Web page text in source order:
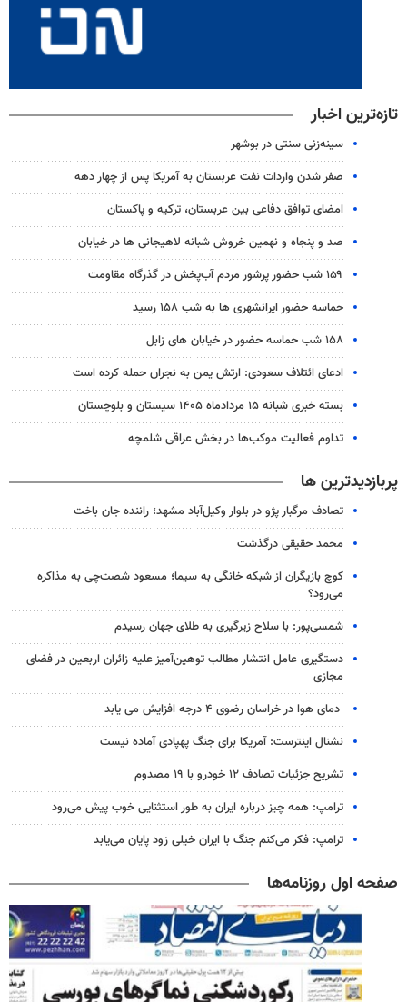
تازه‌ترین اخبار
سینه‌زنی سنتی در بوشهر
صفر شدن واردات نفت عربستان به آمریکا پس از چهار دهه
امضای توافق دفاعی بین عربستان، ترکیه و پاکستان
صد و پنجاه و نهمین خروش شبانه لاهیجانی ها در خیابان
۱۵۹ شب حضور پرشور مردم آب‌پخش در گذرگاه مقاومت
حماسه حضور ایرانشهری ها به شب ۱۵۸ رسید
۱۵۸ شب حماسه حضور در خیابان های زابل
ادعای ائتلاف سعودی: ارتش یمن به نجران حمله کرده است
بسته خبری شبانه ۱۵ مردادماه ۱۴۰۵ سیستان و بلوچستان
تداوم فعالیت موکب‌ها در بخش عراقی شلمچه
پربازدیدترین ها
تصادف مرگبار پژو در بلوار وکیل‌آباد مشهد؛ راننده جان باخت
محمد حقیقی درگذشت
کوچ بازیگران از شبکه خانگی به سیما؛ مسعود شصت‌چی به مذاکره
می‌رود؟
شمسی‌پور: با سلاح زیرگیری به طلای جهان رسیدم
دستگیری عامل انتشار مطالب توهین‌آمیز علیه زائران اربعین در فضای
مجازی
دمای هوا در خراسان رضوی ۴ درجه افزایش می یابد
نشنال اینترست: آمریکا برای جنگ پهپادی آماده نیست
تشریح جزئیات تصادف ۱۲ خودرو با ۱۹ مصدوم
ترامپ: همه چیز درباره ایران به طور استثنایی خوب پیش می‌رود
ترامپ: فکر می‌کنم جنگ با ایران خیلی زود پایان می‌یابد
صفحه اول روزنامه‌ها